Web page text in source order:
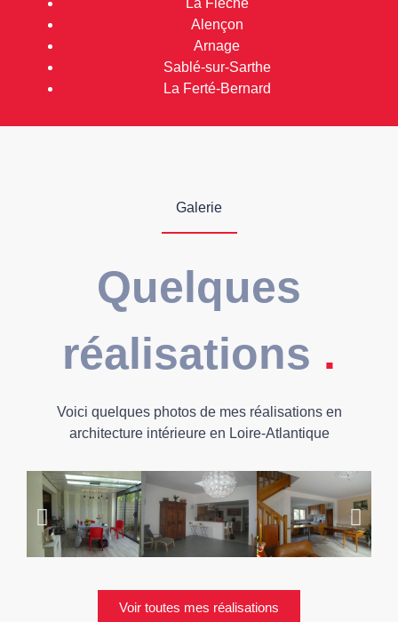
La Flèche
Alençon
Arnage
Sablé-sur-Sarthe
La Ferté-Bernard
Galerie
Quelques
réalisations .
Voici quelques photos de mes réalisations en
architecture intérieure en Loire-Atlantique
Voir toutes mes réalisations